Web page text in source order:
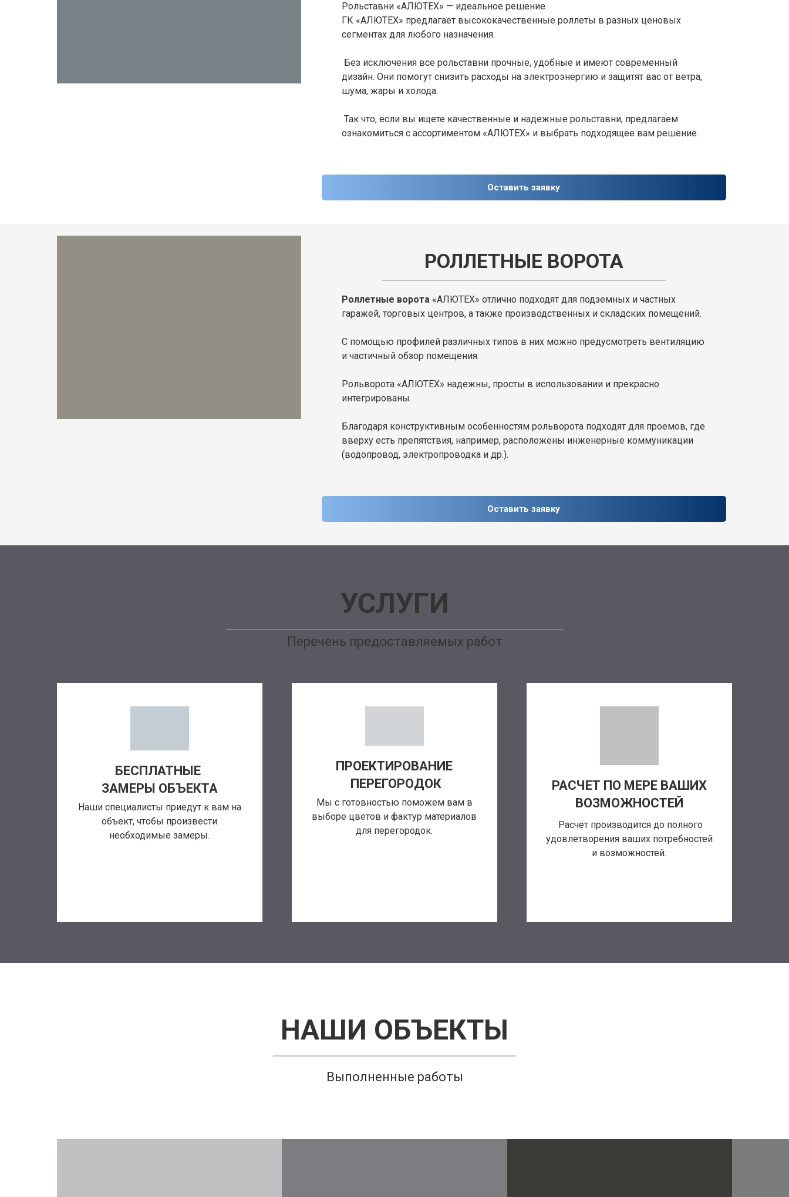
Рольставни «АЛЮТЕХ» — идеальное решение.
ГК «АЛЮТЕХ» предлагает высококачественные роллеты в разных ценовых
сегментах для любого назначения.
Без исключения все рольставни прочные, удобные и имеют современный
дизайн. Они помогут снизить расходы на электроэнергию и защитят вас от ветра,
шума, жары и холода.
Так что, если вы ищете качественные и надежные рольставни, предлагаем
ознакомиться с ассортиментом «АЛЮТЕХ» и выбрать подходящее вам решение.
Оставить заявку
РОЛЛЕТНЫЕ ВОРОТА
Роллетные ворота «АЛЮТЕХ» отлично подходят для подземных и частных
гаражей, торговых центров, а также производственных и складских помещений.
С помощью профилей различных типов в них можно предусмотреть вентиляцию
и частичный обзор помещения.
Рольворота «АЛЮТЕХ» надежны, просты в использовании и прекрасно
интегрированы.
Благодаря конструктивным особенностям рольворота подходят для проемов, где
вверху есть препятствия, например, расположены инженерные коммуникации
(водопровод, электропроводка и др.).
Оставить заявку
УСЛУГИ
Перечень предоставляемых работ
БЕСПЛАТНЫЕ
ЗАМЕРЫ ОБЪЕКТА
Наши специалисты приедут к вам на
объект, чтобы произвести
необходимые замеры.
ПРОЕКТИРОВАНИЕ
ПЕРЕГОРОДОК
Мы с готовностью поможем вам в
выборе цветов и фактур материалов
для перегородок.
РАСЧЕТ ПО МЕРЕ ВАШИХ
ВОЗМОЖНОСТЕЙ
Расчет производится до полного
удовлетворения ваших потребностей
и возможностей.
НАШИ ОБЪЕКТЫ
Выполненные работы